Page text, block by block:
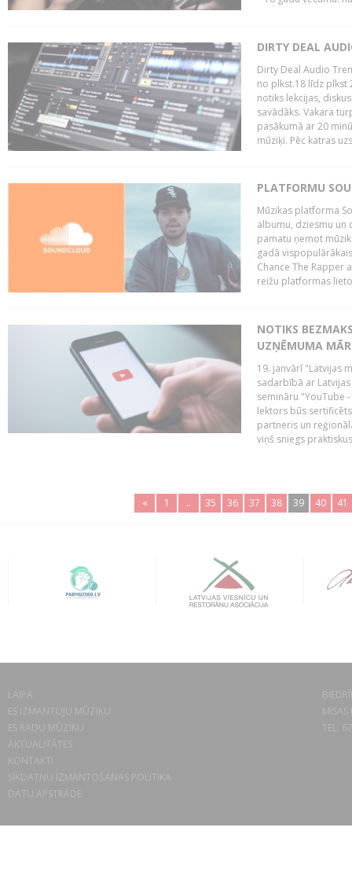
DIRTY DEAL
Dirty Deal Audio
no plkst.18 līdz plkst
notiks lekcijas,
savādāks. Vakara
pasākumā ar 20
mūziķi. Pēc katras
PLATFORMU
Mūzikas platforma
albumu, dziesmu un
pamatu ņemot
gadā
Chance The Rapper
reižu platformas
NOTIKS
UZŅĒMUMA
19. janvārī "Latvijas
sadarbībā ar
semināru "YouTube
lektors būs
partneris un
viņš sniegs
« 1 .. 35 36 37 38 39 40 41
LAIPA
ES IZMANTOJU MŪZIKU
ES RADU MŪZIKU
AKTUALITĀTES
KONTAKTI
SĪKDATŅU IZMANTOŠANAS POLITIKA
DATU APSTRĀDE
TEL.